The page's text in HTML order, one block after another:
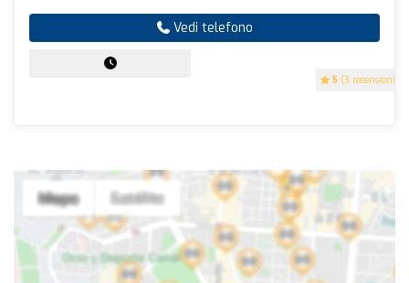
5 (3 recensioni)
Vedi telefono